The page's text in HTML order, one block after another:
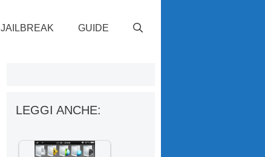
JAILBREAK GUIDE
LEGGI ANCHE: